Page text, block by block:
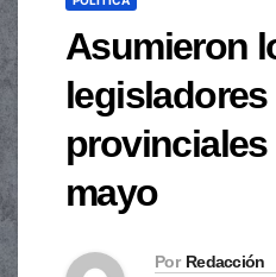
Asumieron
legisladores
mayo
Por Redacción